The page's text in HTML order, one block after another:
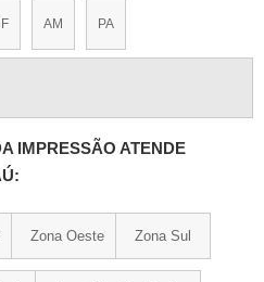
AM PA
IMPRESSÃO ATENDE
Zona Oeste Zona Sul